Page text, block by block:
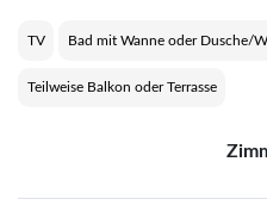
TV Bad mit Wanne oder Dusche/
Teilweise Balkon oder Terrasse